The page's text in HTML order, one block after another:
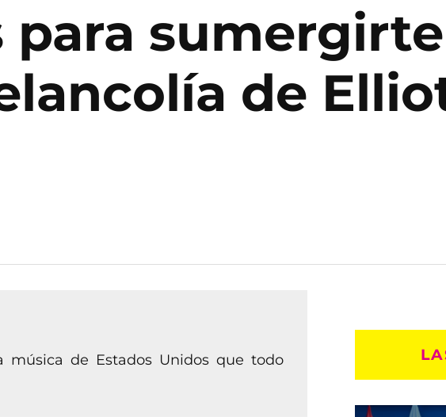
para
de
de Estados Unidos que todo